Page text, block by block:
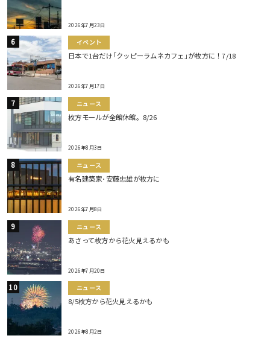
2026年7月23日
イベント
日本で1台だけ｢クッピーラムネカフェ｣が枚方に！7/18
2026年7月17日
ニュース
枚方モールが全館休館。8/26
2026年8月3日
ニュース
有名建築家･安藤忠雄が枚方に
2026年7月8日
ニュース
あさって枚方から花火見えるかも
2026年7月20日
ニュース
8/5枚方から花火見えるかも
2026年8月2日